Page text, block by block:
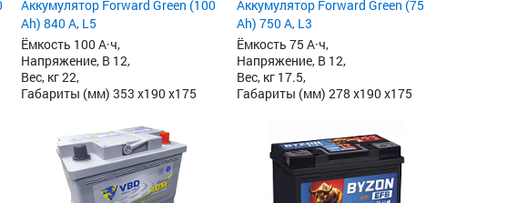
Аккумулятор Forward Green (100
Ah) 840 А, L5
Ёмкость 100 А·ч,
Напряжение, В 12,
Вес, кг 22,
Габариты (мм) 353 x190 x175
Аккумулятор Forward Green (75
Ah) 750 А, L3
Ёмкость 75 А·ч,
Напряжение, В 12,
Вес, кг 17.5,
Габариты (мм) 278 x190 x175